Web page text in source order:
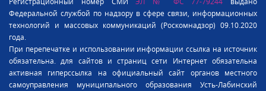
Федеральной службой по надзору в сфере связи, информационных
технологий и массовых коммуникаций (Роскомнадзор) 09.10.2020
года.
При перепечатке и использовании информации ссылка на источник
обязательна. для сайтов и страниц сети Интернет обязательна
активная гиперссылка на официальный сайт органов местного
самоуправления муниципального образования Усть-Лабинский